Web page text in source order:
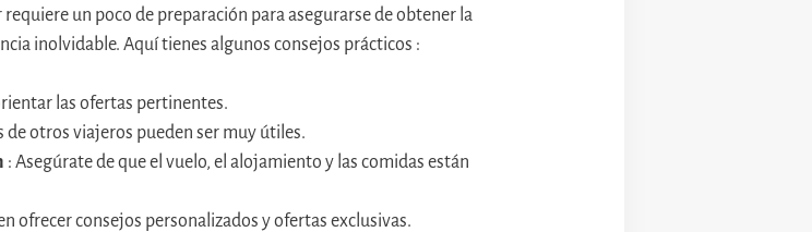
un poco de preparación para asegurarse de obtener la
inolvidable. Aquí tienes algunos consejos prácticos :
las ofertas pertinentes.
de otros viajeros pueden ser muy útiles.
: Asegúrate de que el vuelo, el alojamiento y las comidas están
ofrecer consejos personalizados y ofertas exclusivas.